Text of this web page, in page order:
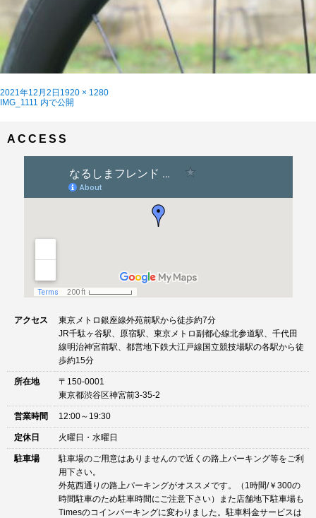
投
稿
2021年12月2日 フ
ル
1920 × 1280
投
ゲ
IMG_1111 内で公開
ACCESS
アクセス
東京メトロ銀座線外苑前駅から徒歩約7分
JR千駄ヶ谷駅、原宿駅、東京メトロ副都心線北参道駅、千代田
線明治神宮前駅、都営地下鉄大江戸線国立競技場駅の各駅から徒
歩約15分
所在地
〒150-0001
東京都渋谷区神宮前3-35-2
営業時間 12:00～19:30
定休日 火曜日・水曜日
駐車場
駐車場のご用意はありませんので近くの路上パーキング等をご利
用下さい。
外苑西通りの路上パーキングがオススメです。（1時間/￥300の
時間駐車のため駐車時間にご注意下さい）また店舗地下駐車場も
Timesのコインパーキングに変わりました。駐車料金サービスは